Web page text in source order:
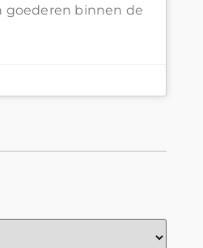
binnen de